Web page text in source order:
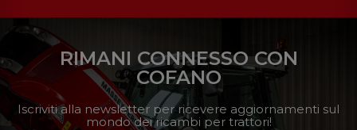
RIMANI CONNESSO CON
COFANO
Iscriviti alla newsletter per ricevere aggiornamenti sul
mondo dei ricambi per trattori!